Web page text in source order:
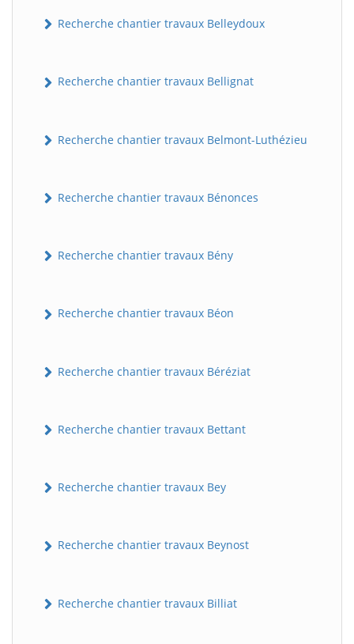
Recherche chantier travaux Belleydoux
Recherche chantier travaux Bellignat
Recherche chantier travaux Belmont-Luthézieu
Recherche chantier travaux Bénonces
Recherche chantier travaux Bény
Recherche chantier travaux Béon
Recherche chantier travaux Béréziat
Recherche chantier travaux Bettant
Recherche chantier travaux Bey
Recherche chantier travaux Beynost
Recherche chantier travaux Billiat